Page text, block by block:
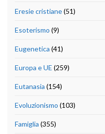
Eresie cristiane(51)
Esoterismo (9)
Eugenetica (41)
Europa e UE (259)
Eutanasia (154)
Evoluzionismo (103)
Famiglia (355)